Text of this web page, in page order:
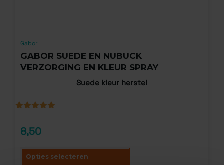
Gabor
GABOR SUEDE EN NUBUCK
VERZORGING EN KLEUR SPRAY
Suede kleur herstel
gebaseerd
8,50
Opties selecteren